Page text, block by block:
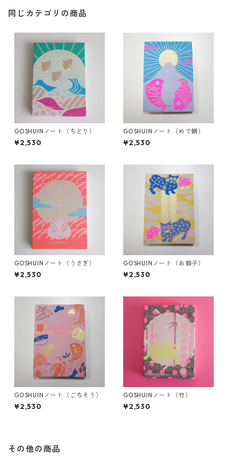
同じカテゴリの商品
GOSHUINノート（ちどり）
¥2,530
GOSHUINノート（めで鯛）
¥2,530
GOSHUINノート（うさぎ）
¥2,530
GOSHUINノート（お獅子）
¥2,530
GOSHUINノート（ごちそう）
¥2,530
GOSHUINノート（竹）
¥2,530
その他の商品